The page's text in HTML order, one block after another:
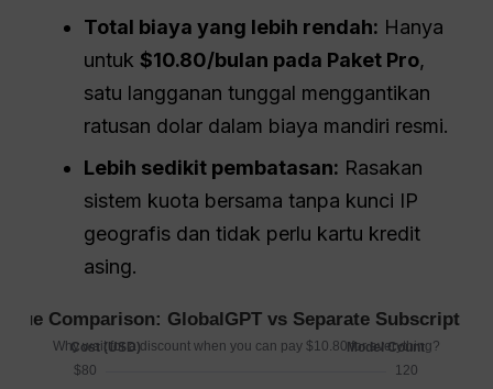
Total biaya yang lebih rendah: Hanya
untuk$10.80/bulan pada Paket Pro,
satu langganan tunggal menggantikan
ratusan dolar dalam biaya mandiri resmi.
Lebih sedikit pembatasan: Rasakan
sistem kuota bersama tanpa kunci IP
geografis dan tidak perlu kartu kredit
asing.